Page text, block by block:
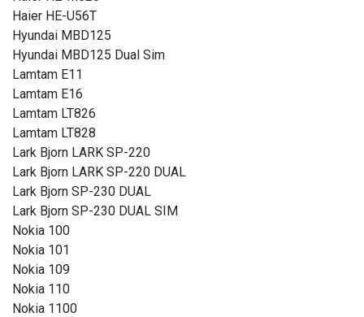
Haier HE-U56T
Hyundai MBD125
Hyundai MBD125 Dual Sim
Lamtam E11
Lamtam E16
Lamtam LT826
Lamtam LT828
Lark Bjorn LARK SP-220
Lark Bjorn LARK SP-220 DUAL
Lark Bjorn SP-230 DUAL
Lark Bjorn SP-230 DUAL SIM
Nokia 100
Nokia 101
Nokia 109
Nokia 110
Nokia 1100